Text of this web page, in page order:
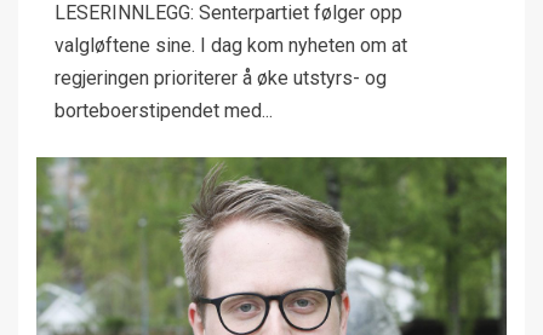
LESERINNLEGG: Senterpartiet følger opp
valgløftene sine. I dag kom nyheten om at
regjeringen prioriterer å øke utstyrs- og
borteboerstipendet med...